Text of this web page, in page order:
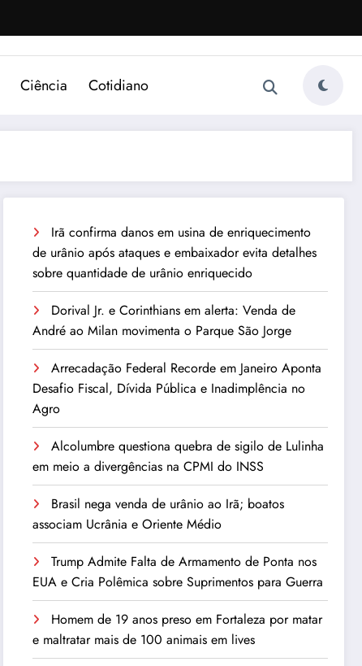
Ciência Cotidiano
Irã confirma danos em usina de enriquecimento
de urânio após ataques e embaixador evita detalhes
sobre quantidade de urânio enriquecido
Dorival Jr. e Corinthians em alerta: Venda de
André ao Milan movimenta o Parque São Jorge
Arrecadação Federal Recorde em Janeiro Aponta
Desafio Fiscal, Dívida Pública e Inadimplência no
Agro
Alcolumbre questiona quebra de sigilo de Lulinha
em meio a divergências na CPMI do INSS
Brasil nega venda de urânio ao Irã; boatos
associam Ucrânia e Oriente Médio
Trump Admite Falta de Armamento de Ponta nos
EUA e Cria Polêmica sobre Suprimentos para Guerra
Homem de 19 anos preso em Fortaleza por matar
e maltratar mais de 100 animais em lives